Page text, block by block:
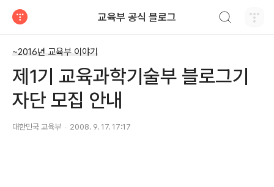
교육부 공식 블로그
~2016년 교육부 이야기
제1기 교육과학기술부 블로그기
자단 모집 안내
대한민국 교육부 2008. 9. 17. 17:17